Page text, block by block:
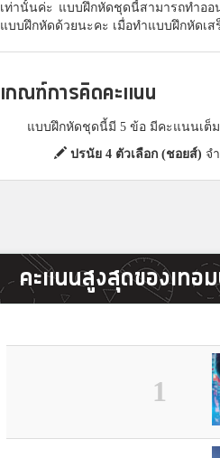
เท่านั้นค่ะ แบบฝึกหัดชุดนี้สามารถทำอ
แบบฝึกหัดด้วยนะคะ เมื่อทำแบบฝึกหัดเ
เกณฑ์การคิดคะแนน
แบบฝึกหัดชุดนี้มี 5 ข้อ มีคะแนนเต็
ปรนัย 4 ตัวเลือก (ชอยส์) จ
คะแนนสูงสุดของเทอ
1